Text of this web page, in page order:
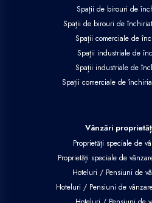
Spații de birouri de
Spații de birouri de
Spații comerciale de
Spații industriale de
Spații industriale de
Spații comerciale de
Vânzări
Proprietăți speciale de
Proprietăți speciale de
Hoteluri / Pensiuni de
Hoteluri / Pensiuni de